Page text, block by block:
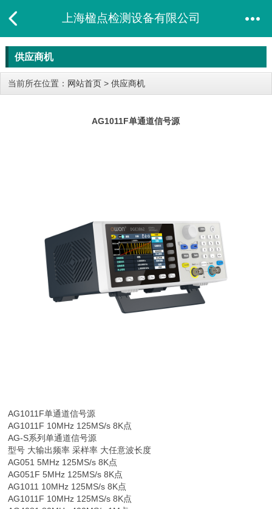
上海楹点检测设备有限公司
供应商机
当前所在位置： 网站首页 > 供应商机
AG1011F单通道信号源
AG1011F单通道信号源
AG1011F 10MHz 125MS/s 8K点
AG-S系列单通道信号源
型号 大输出频率 采样率 大任意波长度
AG051 5MHz 125MS/s 8K点
AG051F 5MHz 125MS/s 8K点
AG1011 10MHz 125MS/s 8K点
AG1011F 10MHz 125MS/s 8K点